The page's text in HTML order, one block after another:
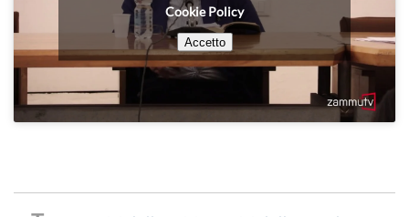
Cookie Policy
Accetto